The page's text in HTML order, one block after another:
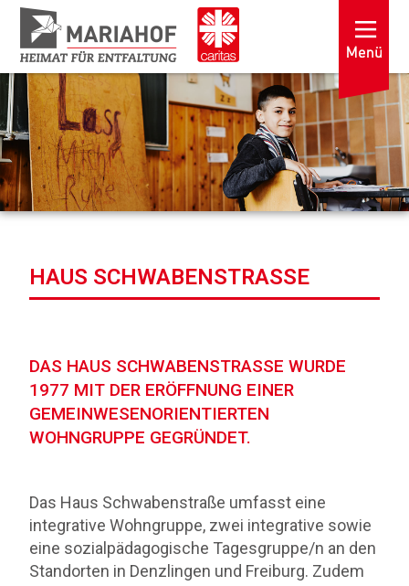
HAUS SCHWABENSTRASSE
DAS HAUS SCHWABENSTRASSE WURDE 1
977 MIT DER ERÖFFNUNG EINER G
EMEINWESENORIENTIERTEN W
OHNGRUPPE GEGRÜNDET.
Das Haus Schwabenstraße umfasst eine
integrative Wohngruppe, zwei integrative sowie
eine sozialpädagogische Tagesgruppe/n an den
Standorten in Denzlingen und Freiburg. Zudem